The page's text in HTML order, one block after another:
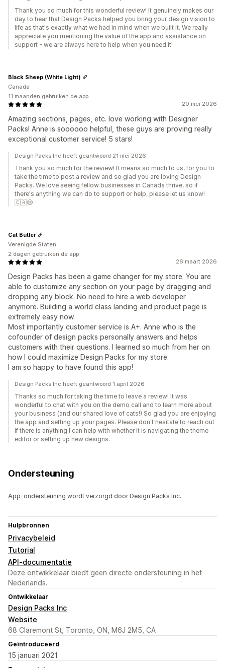
Thank you so much for this wonderful review! It genuinely makes our
day to hear that Design Packs helped you bring your design vision to
life as that's exactly what we had in mind when we built it. We really
appreciate you mentioning the value of the app and assistance on
support - we are always here to help when you need it!
20 mei 2026
Amazing sections, pages, etc. love working with Designer
Packs! Anne is soooooo helpful, these guys are proving really
exceptional customer service! 5 stars!
Black Sheep (White Light)
Canada
11 maanden gebruiken de app
Design Packs Inc heeft geantwoord 21 mei 2026
Thank you so much for the review! It means so much to us, for you to
take the time to post a review and so glad you are loving Design
Packs. We love seeing fellow businesses in Canada thrive, so if
there's anything we can do to support or help, please let us know!
🇨🇦😄
26 maart 2026
Design Packs has been a game changer for my store. You are
able to customize any section on your page by dragging and
dropping any block. No need to hire a web developer
anymore. Building a world class landing and product page is
extremely easy now.
Most importantly customer service is A+. Anne who is the
cofounder of design packs personally answers and helps
customers with their questions. I learned so much from her on
how I could maximize Design Packs for my store.
I am so happy to have found this app!
Cat Butler
Verenigde Staten
2 dagen gebruiken de app
Design Packs Inc heeft geantwoord 1 april 2026
Thanks so much for taking the time to leave a review! It was
wonderful to chat with you on the demo call and to learn more about
your business (and our shared love of cats!) So glad you are enjoying
the app and setting up your pages. Please don't hesitate to reach out
if there is anything I can help with whether it is navigating the theme
editor or setting up new designs.
Ondersteuning
App-ondersteuning wordt verzorgd door Design Packs Inc.
Hulpbronnen
Privacybeleid
Tutorial
API-documentatie
Deze ontwikkelaar biedt geen directe ondersteuning in het
Nederlands.
Ontwikkelaar
Design Packs Inc
Website
68 Claremont St, Toronto, ON, M6J 2M5, CA
Geïntroduceerd
15 januari 2021